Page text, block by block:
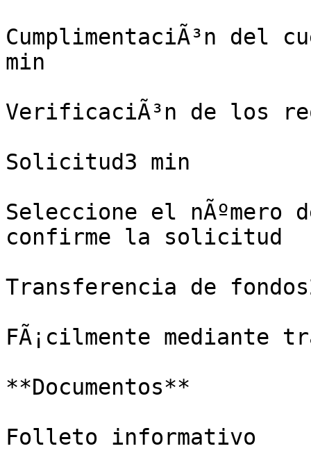
CumplimentaciÃ³n del
min
VerificaciÃ³n de los
Solicitud3 min
Seleccione el nÃºmero
confirme la solicitud
Transferencia de
FÃ¡cilmente mediante
**Documentos**
Folleto informativo